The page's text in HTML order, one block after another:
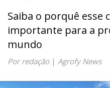
Saiba o porquê esse
importante para a
mundo
Por redação| Agrofy News